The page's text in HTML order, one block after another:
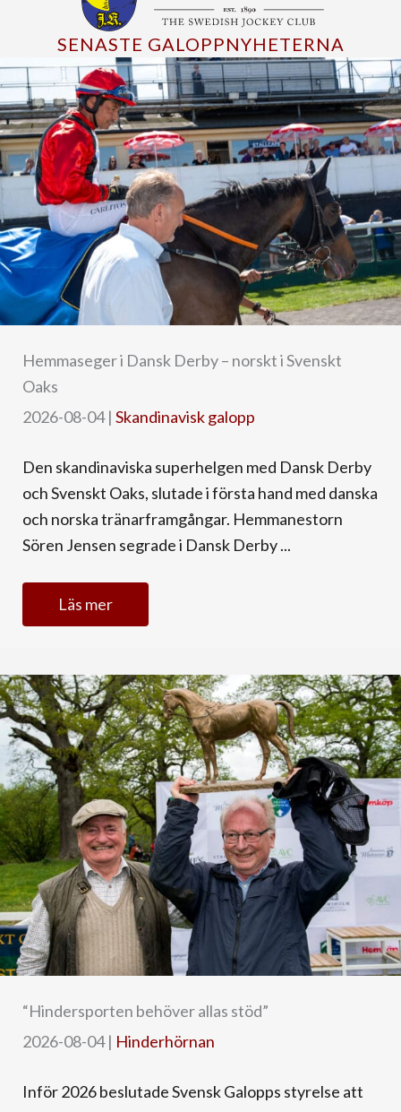
SENASTE GALOPPNYHETERNA
Hemmaseger i Dansk Derby – norskt i Svenskt
Oaks
2026-08-04| Skandinavisk galopp
Den skandinaviska superhelgen med Dansk Derby
och Svenskt Oaks, slutade i första hand med danska
och norska tränarframgångar. Hemmanestorn
Sören Jensen segrade i Dansk Derby ...
Läs mer
“Hindersporten behöver allas stöd”
2026-08-04| Hinderhörnan
Inför 2026 beslutade Svensk Galopps styrelse att